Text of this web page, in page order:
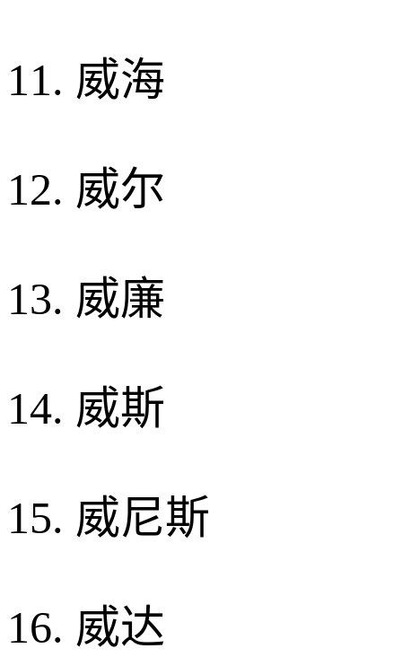
11. 威海
12. 威尔
13. 威廉
14. 威斯
15. 威尼斯
16. 威达